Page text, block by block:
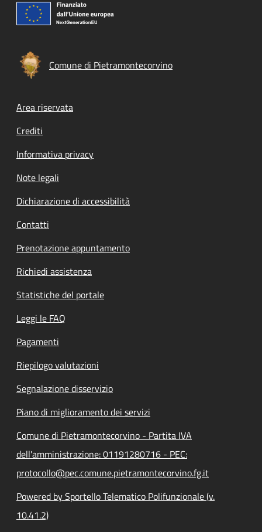
Comune di Pietramontecorvino
Footer menu
Area riservata
Crediti
Informativa privacy
Note legali
Dichiarazione di accessibilità
Contatti
Prenotazione appuntamento
Richiedi assistenza
Statistiche del portale
Leggi le FAQ
Pagamenti
Riepilogo valutazioni
Segnalazione disservizio
Piano di miglioramento dei servizi
Comune di Pietramontecorvino - Partita IVA
dell'amministrazione: 01191280716 - PEC:
protocollo@pec.comune.pietramontecorvino.fg.it
Powered by Sportello Telematico Polifunzionale (v.
10.41.2)